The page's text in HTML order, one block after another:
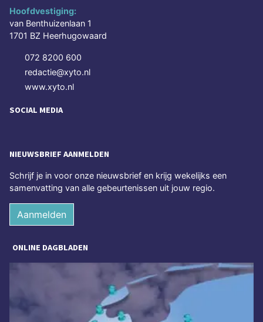
Hoofdvestiging:
van Benthuizenlaan 1
1701 BZ Heerhugowaard
072 8200 600
redactie@xyto.nl
www.xyto.nl
SOCIAL MEDIA
NIEUWSBRIEF AANMELDEN
Schrijf je in voor onze nieuwsbrief en krijg wekelijks een
samenvatting van alle gebeurtenissen uit jouw regio.
Aanmelden
ONLINE DAGBLADEN